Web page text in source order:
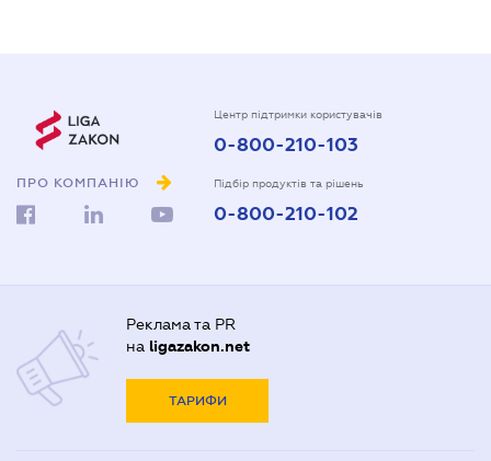
ПРО КОМПАНІЮ
Центр підтримки користувачів
0-800-210-103
Підбір продуктів та рішень
0-800-210-102
Реклама та PR
на ligazakon.net
ТАРИФИ